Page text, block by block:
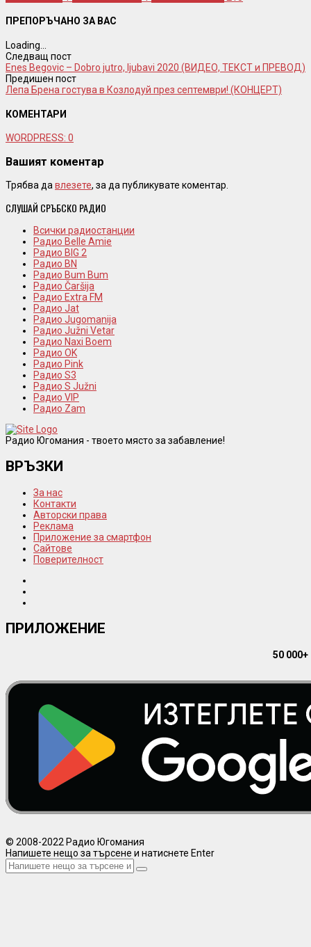
ПРЕПОРЪЧАНО ЗА ВАС
Loading...
Следващ пост
Enes Begovic – Dobro jutro, ljubavi 2020 (ВИДЕО, ТЕКСТ и ПРЕВОД)
Предишен пост
Лепа Брена гостува в Козлодуй през септември! (КОНЦЕРТ)
КОМЕНТАРИ
WORDPRESS: 0
Вашият коментар
Трябва да влезете, за да публикувате коментар.
СЛУШАЙ СРЪБСКО РАДИО
Всички радиостанции
Радио Belle Amie
Радио BIG 2
Радио BN
Радио Bum Bum
Радио Čaršija
Радио Extra FM
Радио Jat
Радио Jugomanija
Радио Južni Vetar
Радио Naxi Boem
Радио OK
Радио Pink
Радио S3
Радио S Južni
Радио VIP
Радио Zam
Радио Югомания - твоето място за забавление!
ВРЪЗКИ
За нас
Контакти
Авторски права
Реклама
Приложение за смартфон
Сайтове
Поверителност
ПРИЛОЖЕНИЕ
50
© 2008-2022 Радио Югомания
Напишете нещо за търсене и натиснете Enter